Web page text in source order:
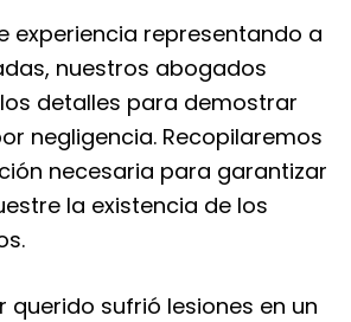
experiencia representando a
nuestros abogados
detalles para demostrar
negligencia. Recopilaremos
necesaria para garantizar
la existencia de los
querido sufrió lesiones en un